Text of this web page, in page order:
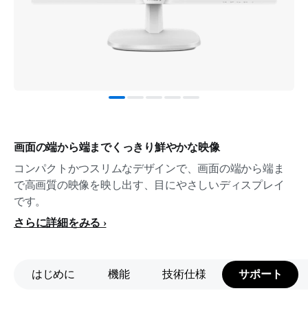
画面の端から端までくっきり鮮やかな映像
コンパクトかつスリムなデザインで、画面の端から端ま
で高画質の映像を映し出す、目にやさしいディスプレイ
です。
さらに詳細をみる
はじめに 機能 技術仕様 サポート